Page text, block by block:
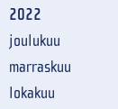
2022
joulukuu
marraskuu
lokakuu